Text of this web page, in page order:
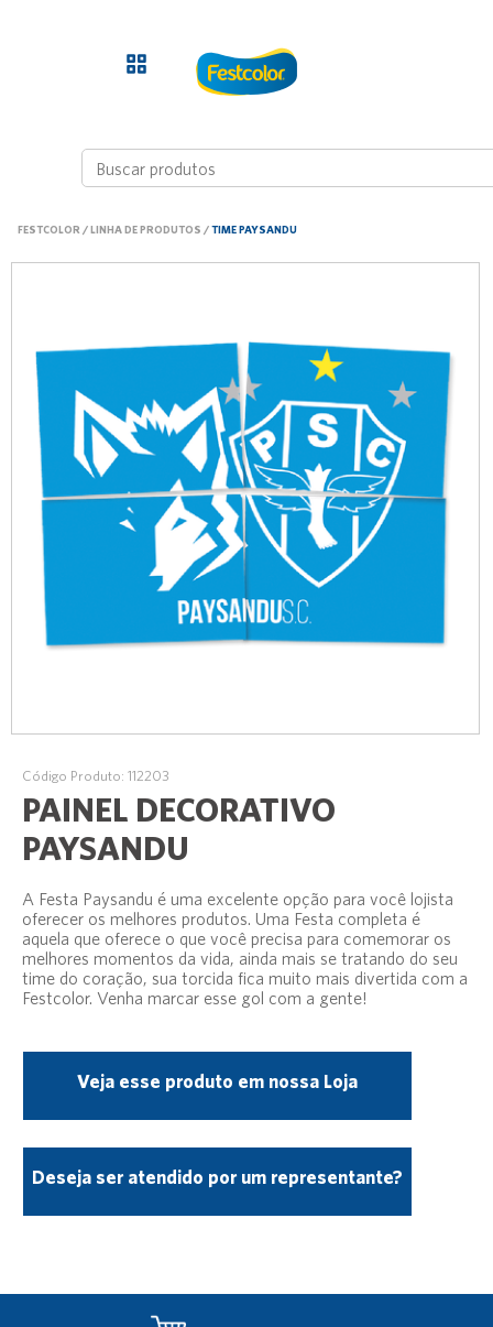
FESTCOLOR /LINHA DE PRODUTOS /TIME PAYSANDU
Código Produto: 112203
PAINEL DECORATIVO
PAYSANDU
A Festa Paysandu é uma excelente opção para você lojista
oferecer os melhores produtos. Uma Festa completa é
aquela que oferece o que você precisa para comemorar os
melhores momentos da vida, ainda mais se tratando do seu
time do coração, sua torcida fica muito mais divertida com a
Festcolor. Venha marcar esse gol com a gente!
Veja esse produto em nossa Loja
Deseja ser atendido por um representante?